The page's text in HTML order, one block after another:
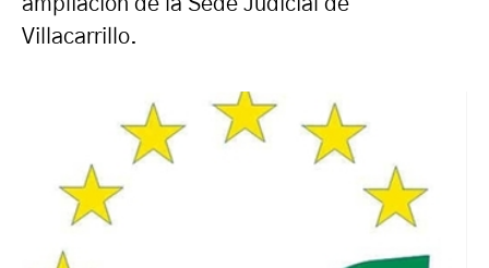
ampliación de la Sede Judicial de
Villacarrillo.